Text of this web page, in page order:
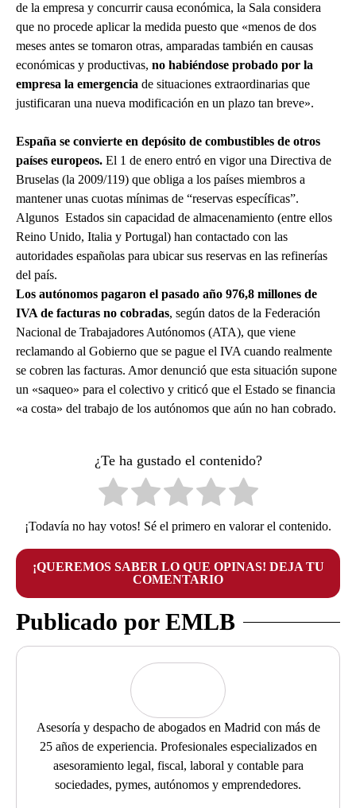
de la empresa y concurrir causa económica, la Sala considera
que no procede aplicar la medida puesto que «menos de dos
meses antes se tomaron otras, amparadas también en causas
económicas y productivas, no habiéndose probado por la
empresa la emergencia de situaciones extraordinarias que
justificaran una nueva modificación en un plazo tan breve».
España se convierte en depósito de combustibles de otros
países europeos. El 1 de enero entró en vigor una Directiva de
Bruselas (la 2009/119) que obliga a los países miembros a
mantener unas cuotas mínimas de “reservas específicas”.
Algunos Estados sin capacidad de almacenamiento (entre ellos
Reino Unido, Italia y Portugal) han contactado con las
autoridades españolas para ubicar sus reservas en las refinerías
del país.
Los autónomos pagaron el pasado año 976,8 millones de
IVA de facturas no cobradas, según datos de la Federación
Nacional de Trabajadores Autónomos (ATA), que viene
reclamando al Gobierno que se pague el IVA cuando realmente
se cobren las facturas. Amor denunció que esta situación supone
un «saqueo» para el colectivo y criticó que el Estado se financia
«a costa» del trabajo de los autónomos que aún no han cobrado.
¿Te ha gustado el contenido?
¡Todavía no hay votos! Sé el primero en valorar el contenido.
¡QUEREMOS SABER LO QUE OPINAS! DEJA TU
COMENTARIO
Publicado por EMLB
Asesoría y despacho de abogados en Madrid con más de
25 años de experiencia. Profesionales especializados en
asesoramiento legal, fiscal, laboral y contable para
sociedades, pymes, autónomos y emprendedores.